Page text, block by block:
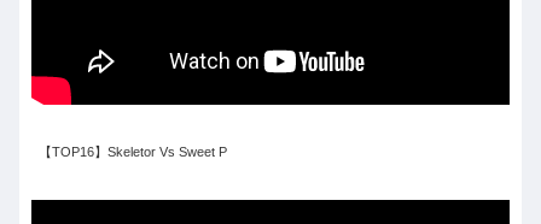
【TOP16】Skeletor Vs Sweet P